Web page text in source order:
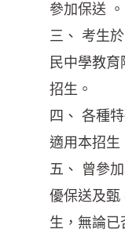
參加保送 。
三、 考生
民中學教
招生。
四、 各種
適用本招生
五、 曾參
優保送及甄
生，無論已